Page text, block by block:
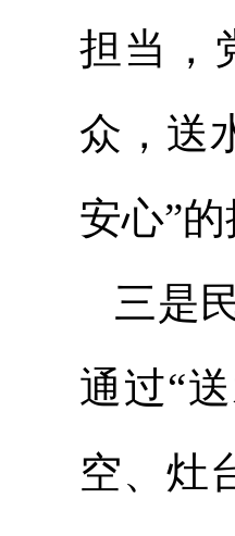
担当，
众，送
安心”的
三是
通过“
空、灶